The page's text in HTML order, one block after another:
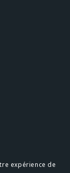
expérience de